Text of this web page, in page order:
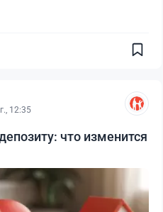
12:35
что изменится